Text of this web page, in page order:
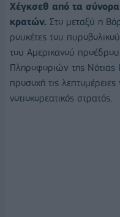
Χέγκσεθ από τα
κρατών. Στο μεταξύ η
ρουκέτες του
του Αμερικανού
Πληροφοριών της
προσοχή τις
νοτιοκορεατικός στρατός.